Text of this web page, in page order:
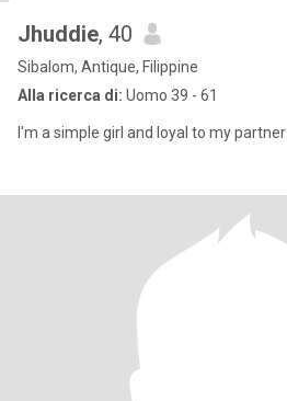
Jhuddie, 40
Sibalom, Antique, Filippine
Alla ricerca di: Uomo 39 - 61
I'm a simple girl and loyal to my partner